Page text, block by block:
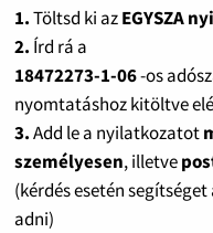
1.Töltsd ki azEGYSZA
2. Írd rá a
18472273-1-06-os
nyomtatáshoz kitöltve
3.Add le a nyilatkozatot
személyesen, illetve
(kérdés esetén
adni)